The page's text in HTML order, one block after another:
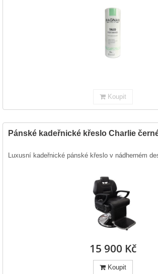
Koupit
Pánské kadeřnické křeslo Charlie
Luxusní kadeřnické pánské křeslo v nádherném
15 900 Kč
Koupit